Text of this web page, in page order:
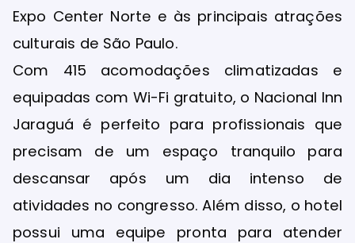
Expo Center Norte e às principais atrações
culturais de São Paulo.
Com 415 acomodações climatizadas e
equipadas com Wi-Fi gratuito, o Nacional Inn
Jaraguá é perfeito para profissionais que
precisam de um espaço tranquilo para
descansar após um dia intenso de
atividades no congresso. Além disso, o hotel
possui uma equipe pronta para atender